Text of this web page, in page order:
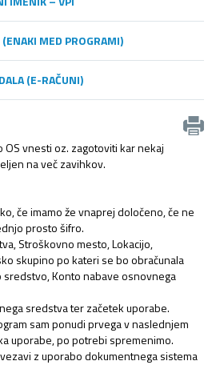
MED PROGRAMI)
(E-RAČUNI)
vnesti oz. zagotoviti kar nekaj
na več zavihkov.
če imamo že vnaprej določeno, če ne
prosto šifro.
Stroškovno mesto, Lokacijo,
skupino po kateri se bo obračunala
sredstvo, Konto nabave osnovnega
sredstva ter začetek uporabe.
sam ponudi prvega v naslednjem
uporabe, po potrebi spremenimo.
z uporabo dokumentnega sistema